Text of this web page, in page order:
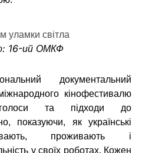
16-ий ОМКФ
документальний
кінофестивалю
голоси та підходи до
показуючи, як українські
проживають і
у своїх роботах. Кожен